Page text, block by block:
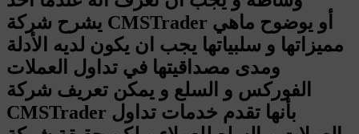
يشرح شركة CMSTrader أو يوضوح ماهي
مميزاتها و سلبياتها يجب ان يكون لديه الأدلة
ومدى مصداقيتها في تداول العملات
الفوركس و السلع و يمكن تعريف شركة
CMSTrader بأنها تقدم خدمات تداول